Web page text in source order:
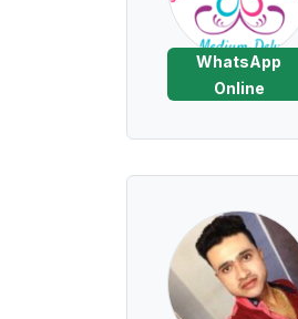
WhatsApp
Online